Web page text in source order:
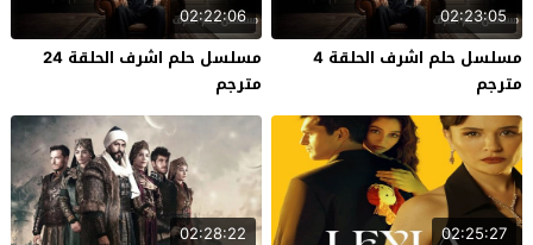
02:23:05
مسلسل حلم اشرف الحلقة 4
مترجم
02:22:06
مسلسل حلم اشرف الحلقة 24
مترجم
02:25:27
02:28:22